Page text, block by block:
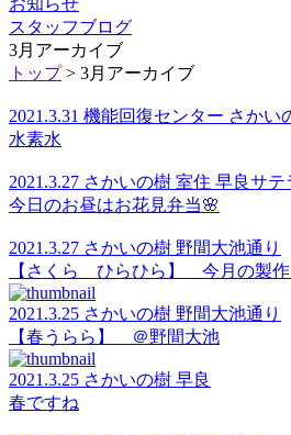
お知らせ
スタッフブログ
3月アーカイブ
トップ> 3月アーカイブ
2021.3.31 機能回復センター さかい
水素水
2021.3.27 さかいの樹 室住 早良サテ
今日のお昼はお花見弁当🌸
2021.3.27 さかいの樹 野間大池通り
【さくら ひらひら】 今月の製
2021.3.25 さかいの樹 野間大池通り
【春うらら】 ＠野間大池
2021.3.25 さかいの樹 早良
春ですね